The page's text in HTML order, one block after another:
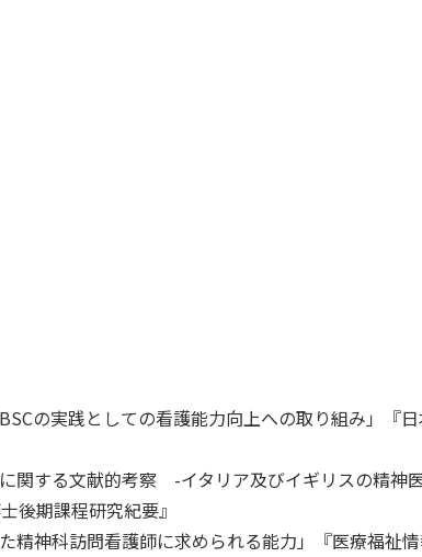
の実践としての看護能力向上への取り組み」『
関する文献的考察 -イタリア及びイギリスの精神
期課程研究紀要』
精神科訪問看護師に求められる能力」『医療福祉